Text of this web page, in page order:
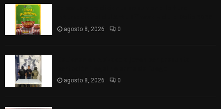
agosto 8, 2026 0
agosto 8, 2026 0